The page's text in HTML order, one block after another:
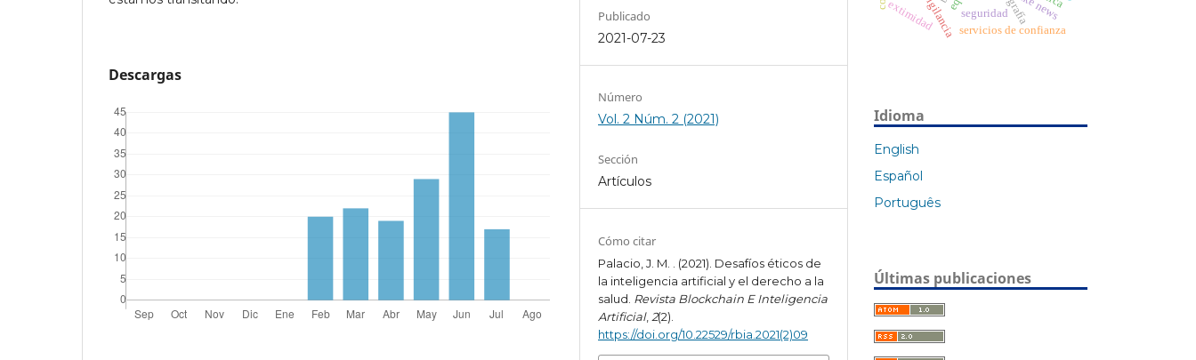
Descargas
Publicado
2021-07-23
Número
Vol. 2 Núm. 2 (2021)
Sección
Artículos
Cómo citar
Palacio, J. M. . (2021). Desafíos éticos de
la inteligencia artificial y el derecho a la
salud. Revista Blockchain E Inteligencia
Artificial, 2(2).
https://doi.org/10.22529/rbia.2021(2)09
seguridad
servicios de confianza
extimidad
Idioma
English
Español
Português
Últimas publicaciones